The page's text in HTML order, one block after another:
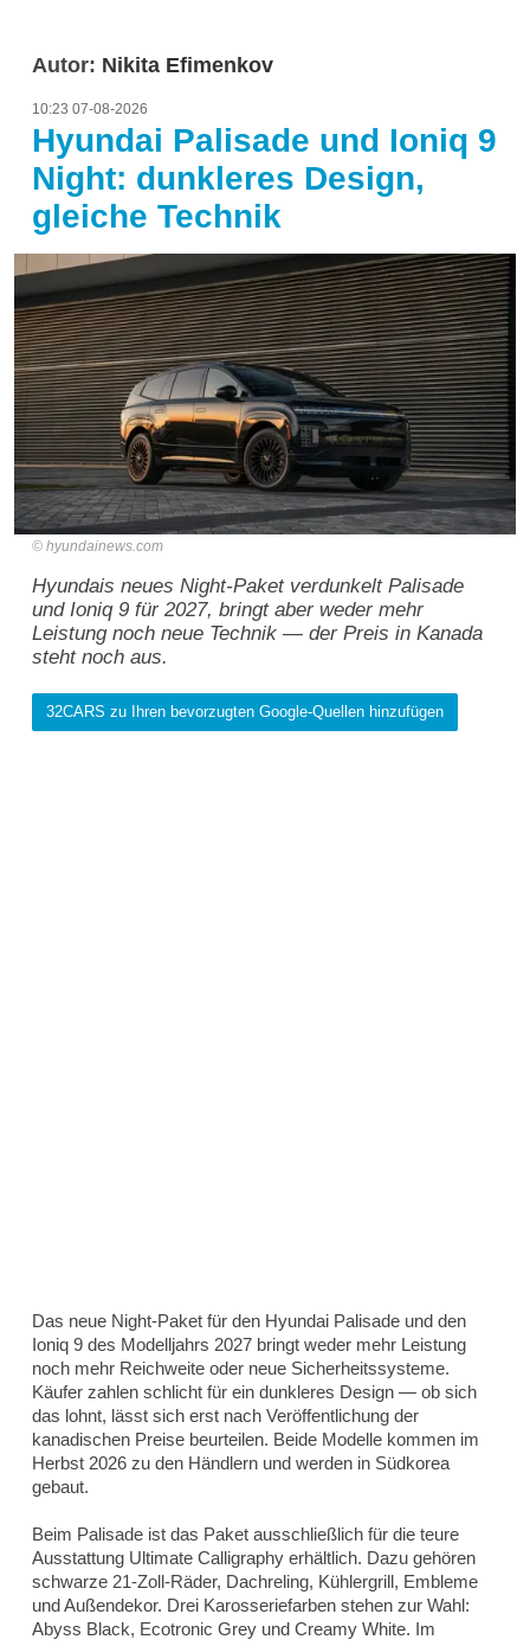
Autor: Nikita Efimenkov
10:23 07-08-2026
Hyundai Palisade und Ioniq 9
Night: dunkleres Design,
gleiche Technik
hyundainews.com
Hyundais neues Night-Paket verdunkelt Palisade
und Ioniq 9 für 2027, bringt aber weder mehr
Leistung noch neue Technik — der Preis in Kanada
steht noch aus.
32CARS zu Ihren bevorzugten Google-Quellen hinzufügen
Das neue Night-Paket für den Hyundai Palisade und den
Ioniq 9 des Modelljahrs 2027 bringt weder mehr Leistung
noch mehr Reichweite oder neue Sicherheitssysteme.
Käufer zahlen schlicht für ein dunkleres Design — ob sich
das lohnt, lässt sich erst nach Veröffentlichung der
kanadischen Preise beurteilen. Beide Modelle kommen im
Herbst 2026 zu den Händlern und werden in Südkorea
gebaut.
Beim Palisade ist das Paket ausschließlich für die teure
Ausstattung Ultimate Calligraphy erhältlich. Dazu gehören
schwarze 21-Zoll-Räder, Dachreling, Kühlergrill, Embleme
und Außendekor. Drei Karosseriefarben stehen zur Wahl:
Abyss Black, Ecotronic Grey und Creamy White. Im